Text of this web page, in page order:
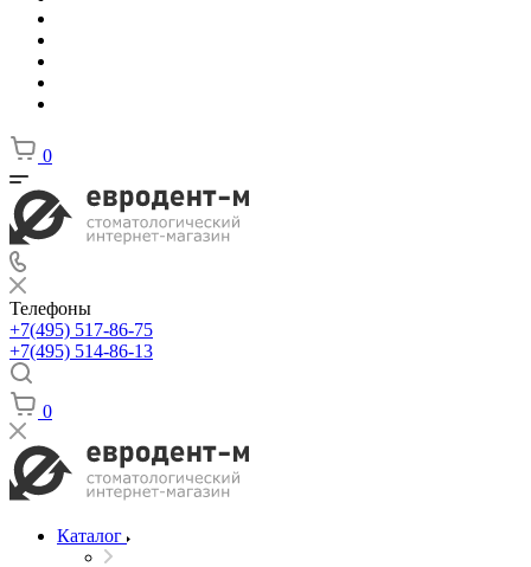
0
Телефоны
+7(495) 517-86-75
+7(495) 514-86-13
0
Каталог